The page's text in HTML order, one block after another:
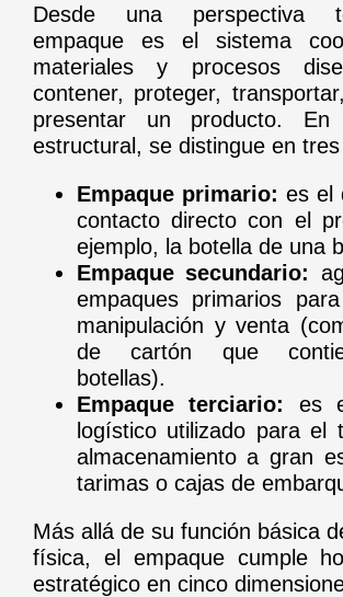
Desde una perspectiva
empaque es el sistema
materiales y procesos
contener, proteger,
presentar un producto. En
estructural, se distingue en tres
Empaque primario: es el
contacto directo con el
ejemplo, la botella de una
Empaque secundario:
empaques primarios
manipulación y venta
de cartón que
botellas).
Empaque terciario:
es
logístico utilizado para el
almacenamiento a gran
tarimas o cajas de
Más allá de su función básica
física, el empaque cumple
estratégico en cinco